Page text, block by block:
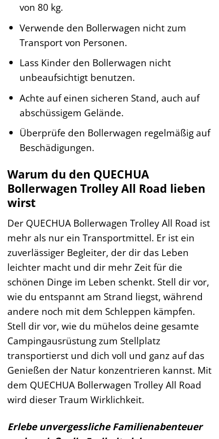
von 80 kg.
Verwende den Bollerwagen nicht zum
Transport von Personen.
Lass Kinder den Bollerwagen nicht
unbeaufsichtigt benutzen.
Achte auf einen sicheren Stand, auch auf
abschüssigem Gelände.
Überprüfe den Bollerwagen regelmäßig auf
Beschädigungen.
Warum du den QUECHUA
Bollerwagen Trolley All Road lieben
wirst
Der QUECHUA Bollerwagen Trolley All Road ist
mehr als nur ein Transportmittel. Er ist ein
zuverlässiger Begleiter, der dir das Leben
leichter macht und dir mehr Zeit für die
schönen Dinge im Leben schenkt. Stell dir vor,
wie du entspannt am Strand liegst, während
andere noch mit dem Schleppen kämpfen.
Stell dir vor, wie du mühelos deine gesamte
Campingausrüstung zum Stellplatz
transportierst und dich voll und ganz auf das
Genießen der Natur konzentrieren kannst. Mit
dem QUECHUA Bollerwagen Trolley All Road
wird dieser Traum Wirklichkeit.
Erlebe unvergessliche Familienabenteuer